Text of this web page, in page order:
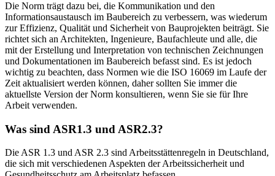
Die Norm trägt dazu bei, die Kommunikation und den
Informationsaustausch im Baubereich zu verbessern, was wiederum
zur Effizienz, Qualität und Sicherheit von Bauprojekten beiträgt. Sie
richtet sich an Architekten, Ingenieure, Baufachleute und alle, die
mit der Erstellung und Interpretation von technischen Zeichnungen
und Dokumentationen im Baubereich befasst sind. Es ist jedoch
wichtig zu beachten, dass Normen wie die ISO 16069 im Laufe der
Zeit aktualisiert werden können, daher sollten Sie immer die
aktuellste Version der Norm konsultieren, wenn Sie sie für Ihre
Arbeit verwenden.
Was sind ASR1.3 und ASR2.3?
Die ASR 1.3 und ASR 2.3 sind Arbeitsstättenregeln in Deutschland,
die sich mit verschiedenen Aspekten der Arbeitssicherheit und